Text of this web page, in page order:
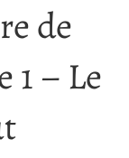
de
1 – Le